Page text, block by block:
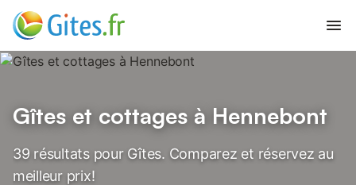
Gîtes et cottages à Hennebont
39 résultats pour Gîtes. Comparez et réservez au
meilleur prix!